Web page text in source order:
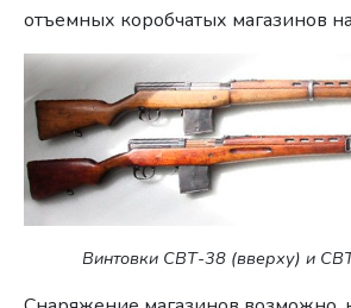
отъемных коробчатых магазинов
Винтовки СВТ-38 (вверху) и